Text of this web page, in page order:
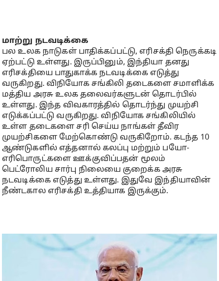
மாற்று நடவடிக்கை
பல உலக நாடுகள் பாதிக்கப்பட்டு, எரிசக்தி நெருக்கடி
ஏற்பட்டு உள்ளது. இருப்பினும், இந்தியா தனது
எரிசக்தியை பாதுகாக்க நடவடிக்கை எடுத்து
வருகிறது. விநியோக சங்கிலி தடைகளை சமாளிக்க
மத்திய அரசு உலக தலைவர்களுடன் தொடர்பில்
உள்ளது. இந்த விவகாரத்தில் தொடர்ந்து முயற்சி
எடுக்கப்பட்டு வருகிறது. விநியோக சங்கிலியில்
உள்ள தடைகளை சரி செய்ய நாங்கள் தீவிர
முயற்சிகளை மேற்கொண்டு வருகிறோம். கடந்த 10
ஆண்டுகளில் எத்தனால் கலப்பு மற்றும் பயோ-
எரிபொருட்களை ஊக்குவிப்பதன் மூலம்
பெட்ரோலிய சார்பு நிலையை குறைக்க அரசு
நடவடிக்கை எடுத்து உள்ளது. இதுவே இந்தியாவின்
நீண்டகால எரிசக்தி உத்தியாக இருக்கும்.